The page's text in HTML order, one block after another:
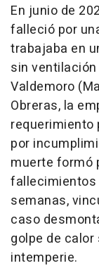
En junio de
falleció por
trabajaba en
sin
Valdemoro
Obreras, la
requerimiento
por
muerte formó
fallecimientos
semanas,
caso
golpe de
intemperie.